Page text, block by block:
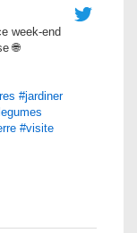
week-end
🌐
#jardiner
#visite